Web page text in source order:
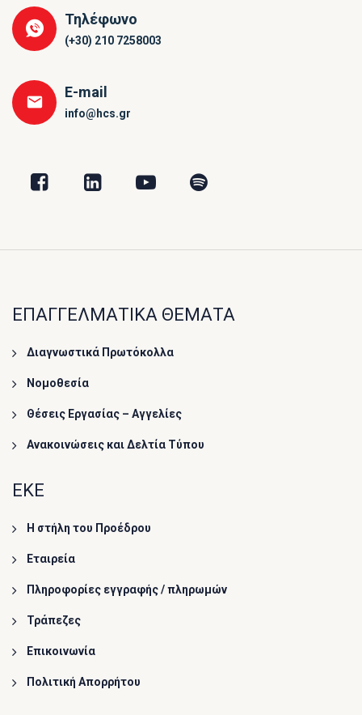
Τηλέφωνο
(+30) 210 7258003
E-mail
info@hcs.gr
ΕΠΑΓΓΕΛΜΑΤΙΚΑ ΘΕΜΑΤΑ
Διαγνωστικά Πρωτόκολλα
Νομοθεσία
Θέσεις Εργασίας – Αγγελίες
Ανακοινώσεις και Δελτία Τύπου
ΕΚΕ
Η στήλη του Προέδρου
Εταιρεία
Πληροφορίες εγγραφής / πληρωμών
Τράπεζες
Επικοινωνία
Πολιτική Απορρήτου